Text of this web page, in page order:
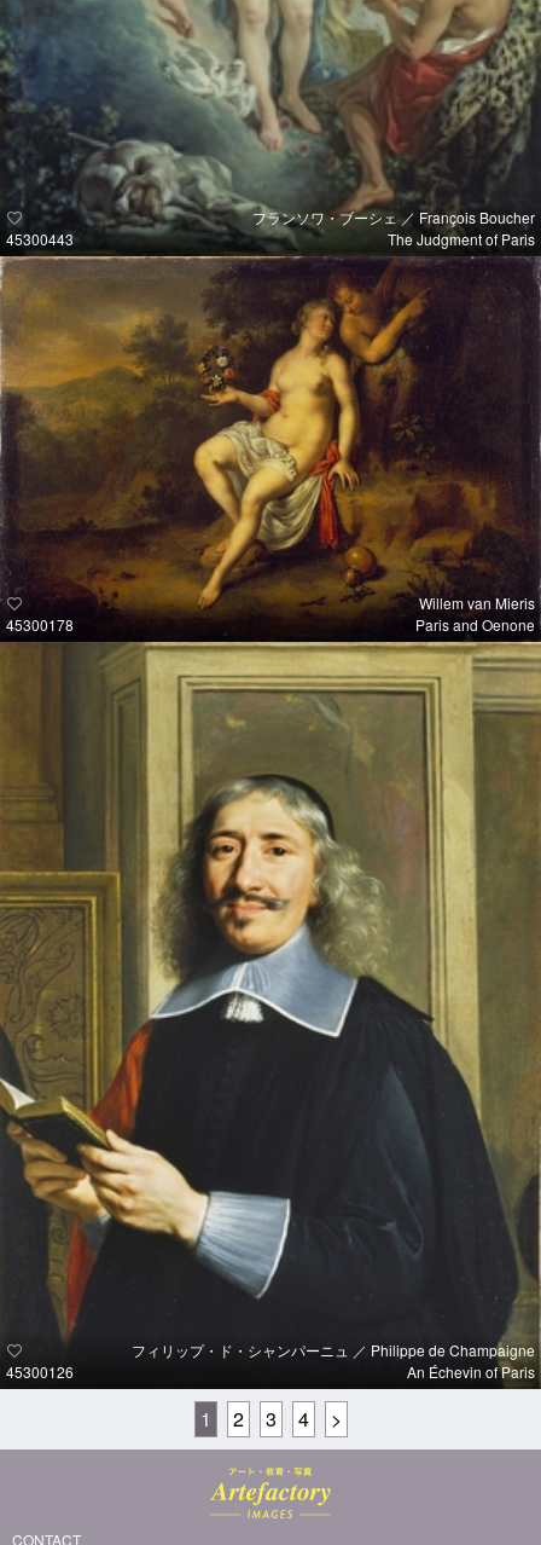
45300443
フランソワ・ブーシェ ／ François Boucher
The Judgment of Paris
45300178
Willem van Mieris
Paris and Oenone
45300126
フィリップ・ド・シャンパーニュ ／ Philippe de Champaigne
An Échevin of Paris
1 2 3 4 >
CONTACT